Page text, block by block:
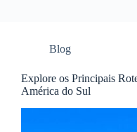
Blog
Explore os Principais
América do Sul